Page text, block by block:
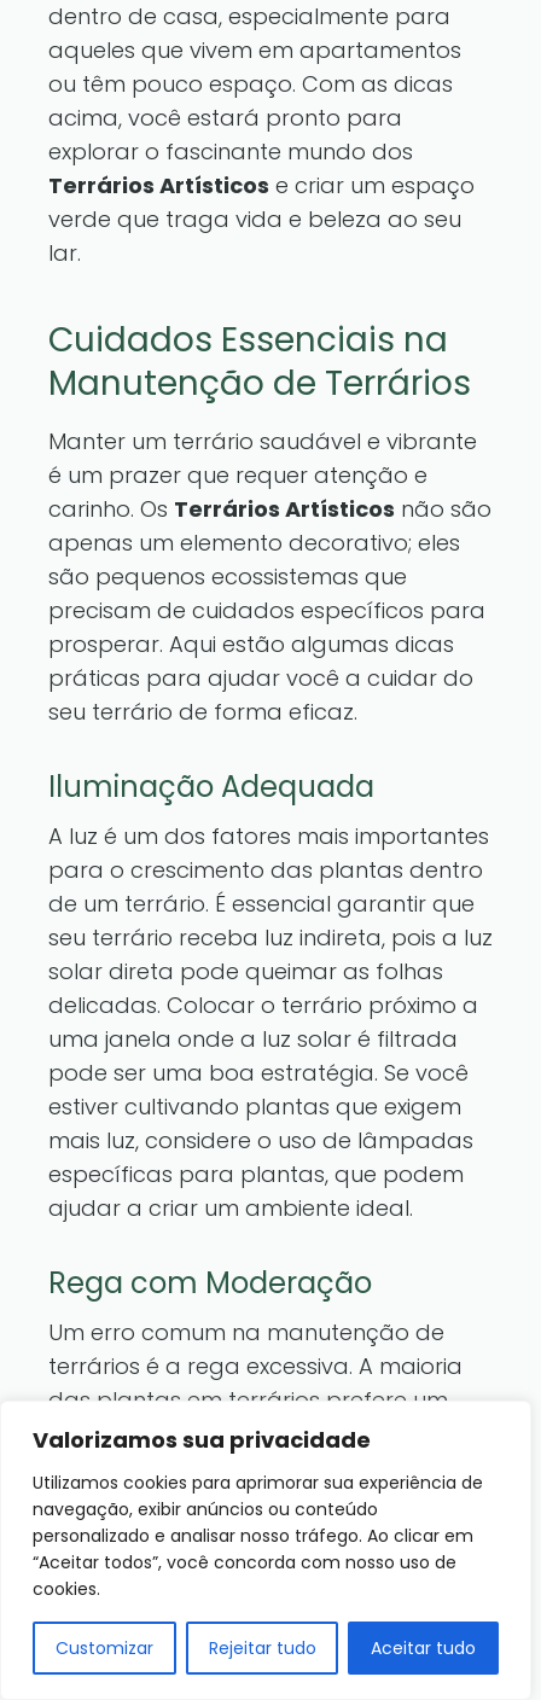
Valorizamos sua privacidade
Utilizamos cookies para aprimorar sua experiência de
navegação, exibir anúncios ou conteúdo
personalizado e analisar nosso tráfego. Ao clicar em
“Aceitar todos”, você concorda com nosso uso de
cookies.
Customizar Rejeitar tudo Aceitar tudo
dentro de casa, especialmente para
aqueles que vivem em apartamentos
ou têm pouco espaço. Com as dicas
acima, você estará pronto para
explorar o fascinante mundo dos
Terrários Artísticos e criar um espaço
verde que traga vida e beleza ao seu
lar.
Cuidados Essenciais na
Manutenção de Terrários
Manter um terrário saudável e vibrante
é um prazer que requer atenção e
carinho. Os Terrários Artísticos não são
apenas um elemento decorativo; eles
são pequenos ecossistemas que
precisam de cuidados específicos para
prosperar. Aqui estão algumas dicas
práticas para ajudar você a cuidar do
seu terrário de forma eficaz.
Iluminação Adequada
A luz é um dos fatores mais importantes
para o crescimento das plantas dentro
de um terrário. É essencial garantir que
seu terrário receba luz indireta, pois a luz
solar direta pode queimar as folhas
delicadas. Colocar o terrário próximo a
uma janela onde a luz solar é filtrada
pode ser uma boa estratégia. Se você
estiver cultivando plantas que exigem
mais luz, considere o uso de lâmpadas
específicas para plantas, que podem
ajudar a criar um ambiente ideal.
Rega com Moderação
Um erro comum na manutenção de
terrários é a rega excessiva. A maioria
das plantas em terrários prefere um
solo levemente úmido, mas não
encharcado. A umidade dentro do
terrário se mantém por meio da
condensação, por isso, é importante
monitorar a umidade do solo. Para
verificar se é hora de regar, insira seu
dedo cerca de um centímetro no solo;
se estiver seco, é hora de adicionar